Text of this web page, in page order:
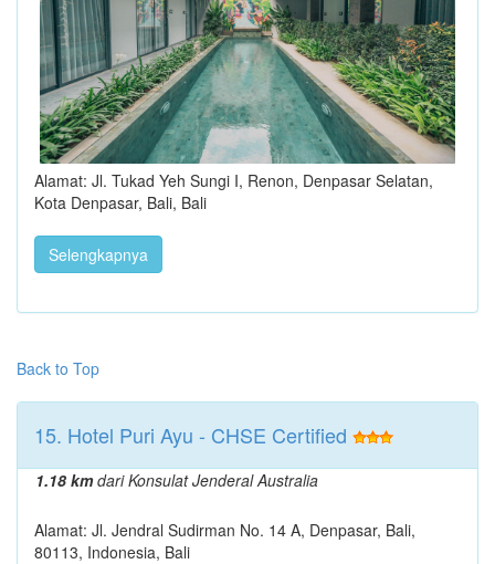
Alamat: Jl. Tukad Yeh Sungi I, Renon, Denpasar Selatan,
Kota Denpasar, Bali, Bali
Selengkapnya
Back to Top
15. Hotel Puri Ayu - CHSE Certified
1.18 kmdari Konsulat Jenderal Australia
Alamat: Jl. Jendral Sudirman No. 14 A, Denpasar, Bali,
80113, Indonesia, Bali